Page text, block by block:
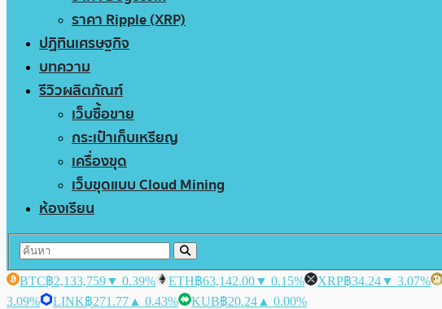
ราคา Ripple (XRP)
ปฏิทินเศรษฐกิจ
บทความ
รีวิวผลิตภัณฑ์
เว็บซื้อขาย
กระเป๋าเก็บเหรียญ
เครื่องขุด
เว็บขุดแบบ Cloud Mining
ห้องเรียน
BTC฿2,133,759▼ 0.39% ETH฿63,142.00▼ 0.15% XRP฿34.24▼ 3.07%
3.09%
LINK฿271.77 ▲ 0.43% KUB฿20.24 ▲ 0.00%